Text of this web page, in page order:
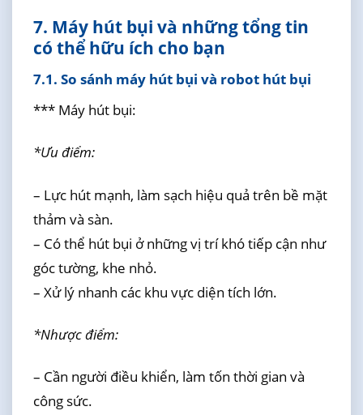
7. Máy hút bụi và những tổng tin
có thể hữu ích cho bạn
7.1. So sánh máy hút bụi và robot hút bụi
*** Máy hút bụi:
*Ưu điểm:
– Lực hút mạnh, làm sạch hiệu quả trên bề mặt
thảm và sàn.
– Có thể hút bụi ở những vị trí khó tiếp cận như
góc tường, khe nhỏ.
– Xử lý nhanh các khu vực diện tích lớn.
*Nhược điểm:
– Cần người điều khiển, làm tốn thời gian và
công sức.